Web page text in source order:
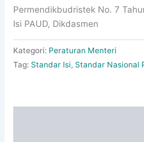
Permendikbudristek No. 7
Isi PAUD, Dikdasmen
Kategori: Peraturan Menteri
Tag: Standar Isi, Standar Nasional